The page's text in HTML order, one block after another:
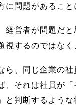
に問題があること
経営者が問題だ
視するのではな
ら、同じ企業の
、それは社員が
と判断するよう